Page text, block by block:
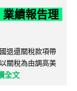
績報告理
退還關稅款項帶
關稅為由調高美
全文